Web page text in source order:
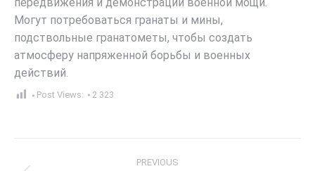
Могут потребоваться гранаты и мины,
подствольные гранатометы, чтобы создать
атмосферу напряженной борьбы и военных
действий.
Post Views: 2 323
PREVIOUS